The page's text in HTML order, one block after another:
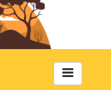
Toggle
navigation